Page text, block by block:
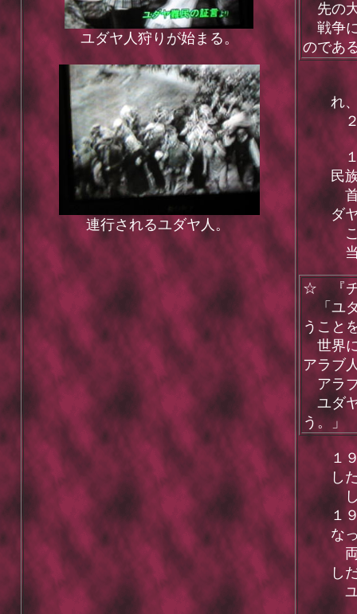
ユダヤ人狩りが始まる。
連行されるユダヤ人。
先の大
戦争
のであ
れ
２
１
民
首
ダ
こ
当
☆ 『チ
「ユ
うこと
世界に
アラブ
アラ
ユダ
う。」
１
し
し
１
な
両
し
ユ